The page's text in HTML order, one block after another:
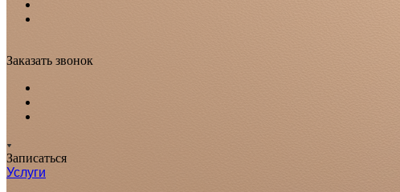
Заказать звонок
Записаться
Услуги